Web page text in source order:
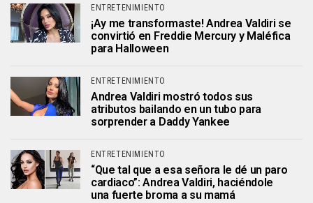
ENTRETENIMIENTO
¡Ay me transformaste! Andrea Valdiri se
convirtió en Freddie Mercury y Maléfica
para Halloween
ENTRETENIMIENTO
Andrea Valdiri mostró todos sus
atributos bailando en un tubo para
sorprender a Daddy Yankee
ENTRETENIMIENTO
“Que tal que a esa señora le dé un paro
cardiaco”: Andrea Valdiri, haciéndole
una fuerte broma a su mamá